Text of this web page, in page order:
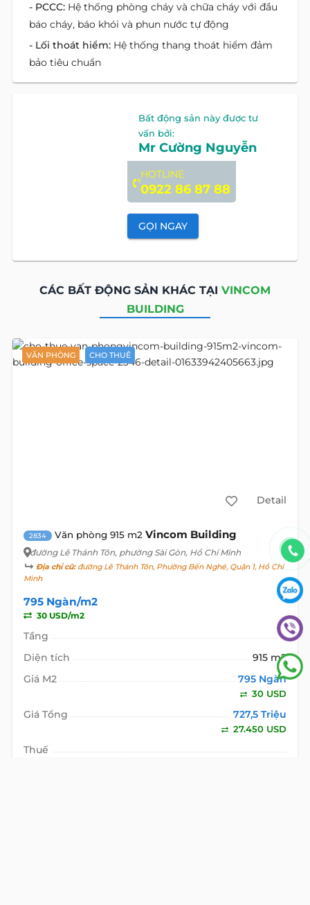
- PCCC: Hệ thống phòng cháy và chữa cháy với đầu
báo cháy, báo khói và phun nước tự động
- Lối thoát hiểm: Hệ thống thang thoát hiểm đảm
bảo tiêu chuẩn
Äá»‹a chá»‰: đường Lê Thánh Tôn, phường Sài
Gòn, Hồ Chí Minh
đường Lê Thánh Tôn, Phường Bến Nghé,
Quận 1, Hồ Chí Minh
Tòa nhà Vincom Centertọa lạc ngay vị trí đắc địa của
trung tâm tài chính quận 1, bao bọc bởi 3 tuyến
đường chính Đồng khởi - Lý Tự Trọng - Lê Thánh Tôn.
- Cách chợ Bến Thành khoảng 600m
Mr Cường Nguyễn